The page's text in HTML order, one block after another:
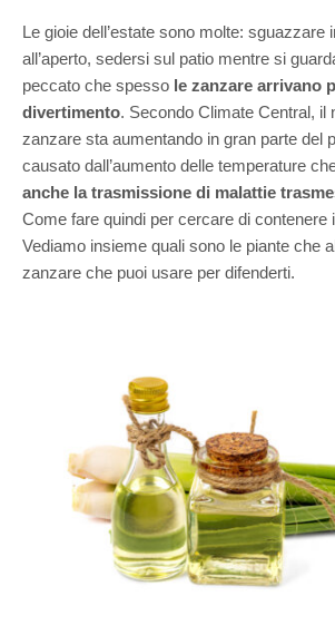
Le gioie dell’estate sono molte: sguazzare
all’aperto, sedersi sul patio mentre si
peccato che spesso le zanzare arrivano
divertimento. Secondo Climate Central, il
zanzare sta aumentando in gran parte del
causato dall’aumento delle temperature
anche la trasmissione di malattie
Come fare quindi per cercare di contenere
Vediamo insieme quali sono le piante che
zanzare che puoi usare per difenderti.